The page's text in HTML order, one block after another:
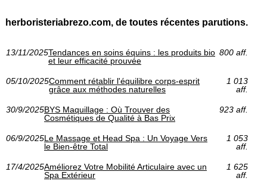
herboristeriabrezo.com, de toutes récentes parutions.
13/11/2025Tendances en soins équins : les produits bio
et leur efficacité prouvée
800 aff.
05/10/2025Comment rétablir l'équilibre corps-esprit
grâce aux méthodes naturelles
1 013
aff.
30/9/2025BYS Maquillage : Où Trouver des
Cosmétiques de Qualité à Bas Prix
923 aff.
06/9/2025Le Massage et Head Spa : Un Voyage Vers
le Bien-être Total
1 053
aff.
17/4/2025Améliorez Votre Mobilité Articulaire avec un
Spa Extérieur
1 625
aff.